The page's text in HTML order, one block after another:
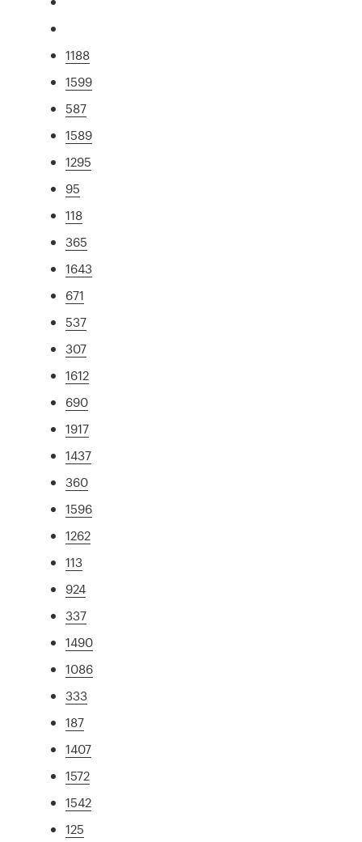
1188
1599
587
1589
1295
95
118
365
1643
671
537
307
1612
690
1917
1437
360
1596
1262
113
924
337
1490
1086
333
187
1407
1572
1542
125